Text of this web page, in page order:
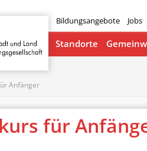
Bildungsangebote Jobs
Standorte
Anfänger
für